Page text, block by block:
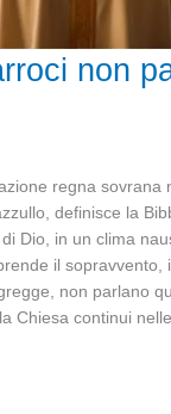
non
regna sovrana
definisce la
Dio, in un clima
il sopravvento,
non parlano
Chiesa continui